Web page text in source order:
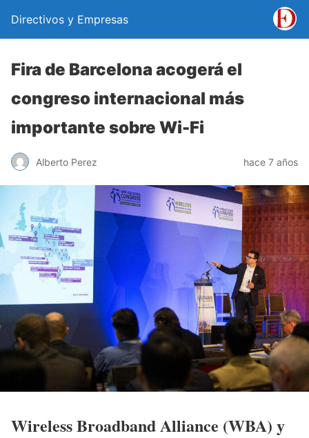
Directivos y Empresas
Fira de Barcelona acogerá el
congreso internacional más
importante sobre Wi-Fi
Alberto Perez hace 7 años
Wireless Broadband Alliance (WBA) y